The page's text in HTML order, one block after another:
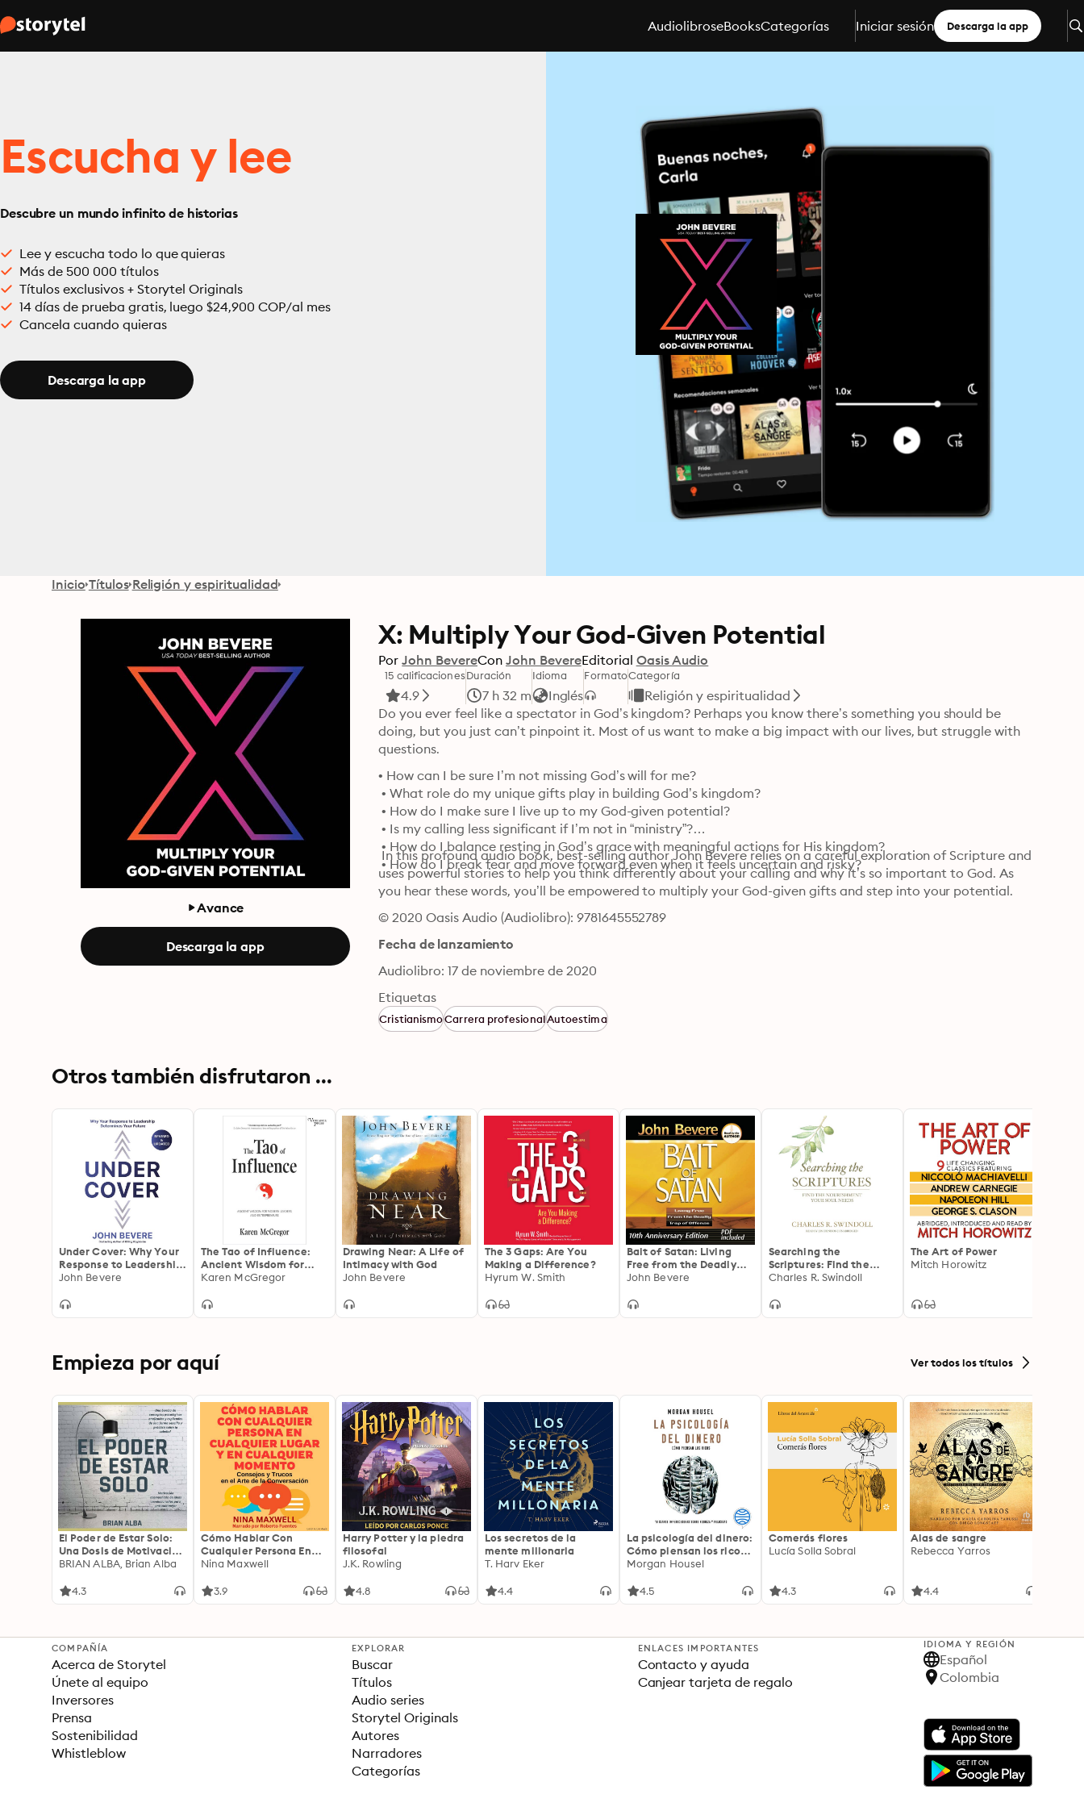
AudiolibroseBooksCategorías Iniciar sesión Descarga la app
Escucha y lee
Descubre un mundo infinito de historias
Lee y escucha todo lo que quieras
Más de 500 000 títulos
Títulos exclusivos + Storytel Originals
14 días de prueba gratis, luego $24,900 COP/al mes
Cancela cuando quieras
Descarga la app
Inicio Títulos Religión y espiritualidad
Avance
Descarga la app
X: Multiply Your God-Given Potential
Por John BevereCon John BevereEditorial Oasis Audio
15 calificaciones
4.9
Duración
7 h 32 m
Idioma
Inglés
FormatoCategoría
Religión y espiritualidad
Do you ever feel like a spectator in God’s kingdom? Perhaps you know there’s something you should be
doing, but you just can’t pinpoint it. Most of us want to make a big impact with our lives, but struggle with
questions.
• How can I be sure I’m not missing God’s will for me?
• What role do my unique gifts play in building God’s kingdom?
• How do I make sure I live up to my God-given potential?
• Is my calling less significant if I’m not in “ministry”?
• How do I balance resting in God’s grace with meaningful actions for His kingdom?
• How do I break fear and move forward even when it feels uncertain and risky?
In this profound audio book, best-selling author John Bevere relies on a careful exploration of Scripture and
uses powerful stories to help you think differently about your calling and why it’s so important to God. As
you hear these words, you’ll be empowered to multiply your God-given gifts and step into your potential.
© 2020 Oasis Audio (Audiolibro): 9781645552789
Fecha de lanzamiento
Audiolibro: 17 de noviembre de 2020
Etiquetas
CristianismoCarrera profesionalAutoestima
Otros también disfrutaron ...
Under Cover: Why Your
Response to Leadership
Determines Your Future
John Bevere
The Tao of Influence:
Ancient Wisdom for
Modern Leaders and
Karen McGregor
Drawing Near: A Life of
Intimacy with God
John Bevere
The 3 Gaps: Are You
Making a Difference?
Hyrum W. Smith
Bait of Satan: Living
Free from the Deadly
Trap of Offense
John Bevere
Searching the
Scriptures: Find the
Nourishment Your Soul
Charles R. Swindoll
The Art of Power
Mitch Horowitz
Empieza por aquí Ver todos los títulos
El Poder de Estar Solo:
Una Dosis de Motivación
Acompañada de Ideas
una Vida Mejor
BRIAN ALBA, Brian Alba
4.3
Cómo Hablar Con
Cualquier Persona En
Cualquier Lugar Y En
Nina Maxwell
3.9
Harry Potter y la piedra
filosofal
J.K. Rowling
4.8
Los secretos de la
mente millonaria
T. Harv Eker
4.4
La psicología del dinero:
Cómo piensan los ricos:
18 claves imperecederas
Morgan Housel
4.5
Comerás flores
Lucía Solla Sobral
4.3
Alas de sangre
Rebecca Yarros
4.4
COMPAÑÍA
Acerca de Storytel
Únete al equipo
Inversores
Prensa
Sostenibilidad
Whistleblow
EXPLORAR
Buscar
Títulos
Audio series
Storytel Originals
Autores
Narradores
Categorías
ENLACES IMPORTANTES
Contacto y ayuda
Canjear tarjeta de regalo
IDIOMA Y REGIÓN
Español
Colombia